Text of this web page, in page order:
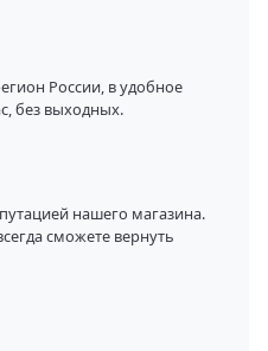
России, в удобное
без выходных.
нашего магазина.
сможете вернуть